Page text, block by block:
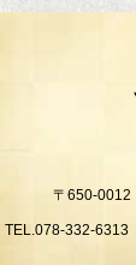
〒650-0012
TEL.078-332-